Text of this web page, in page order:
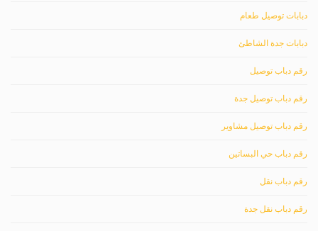
دبابات توصيل طعام
دبابات جدة الشاطئ
رقم دباب توصيل
رقم دباب توصيل جدة
رقم دباب توصيل مشاوير
رقم دباب حي البساتين
رقم دباب نقل
رقم دباب نقل جدة